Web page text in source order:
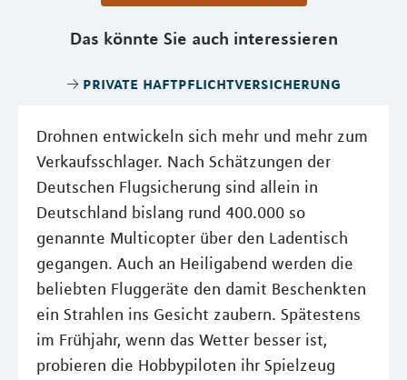
Das könnte Sie auch interessieren
private haftpflichtversicherung
Drohnen entwickeln sich mehr und mehr zum
Verkaufsschlager. Nach Schätzungen der
Deutschen Flugsicherung sind allein in
Deutschland bislang rund 400.000 so
genannte Multicopter über den Ladentisch
gegangen. Auch an Heiligabend werden die
beliebten Fluggeräte den damit Beschenkten
ein Strahlen ins Gesicht zaubern. Spätestens
im Frühjahr, wenn das Wetter besser ist,
probieren die Hobbypiloten ihr Spielzeug